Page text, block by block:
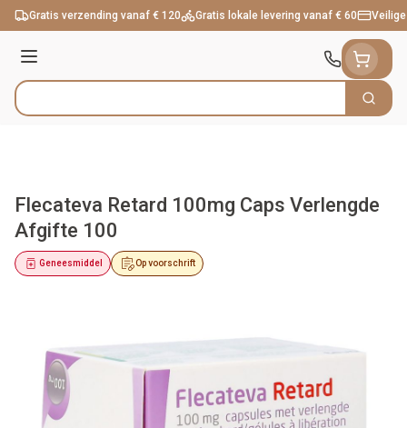
Ga naar de inhoud
Gratis verzending vanaf € 120 Gratis lokale levering vanaf € 60
Menu
Product, merk, categorie... Zoek
Flecateva Retard 100mg Caps Verlengde
Afgifte 100
Op voorschrift
Geneesmiddel